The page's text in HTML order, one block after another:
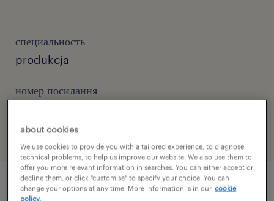
специальность
produkcja
номер посилання
about cookies
We use cookies to provide you with a tailored experience, to diagnose
technical problems, to help us improve our website. We also use them to
offer you more relevant information in searches. You can either accept or
decline them, or click "customise" to specify your choice. You can
change your options at any time. More information is in our cookie
policy.